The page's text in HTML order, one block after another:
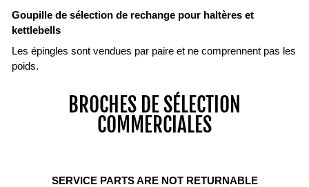
Goupille de sélection de rechange pour haltères et
kettlebells
Les épingles sont vendues par paire et ne comprennent pas les
poids.
BROCHES DE SÉLECTION
COMMERCIALES
SERVICE PARTS ARE NOT RETURNABLE